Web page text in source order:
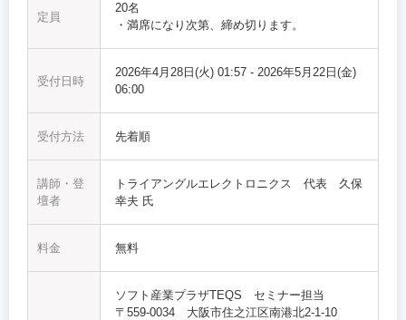
定員
20名
・満席になり次第、締め切ります。
受付日時
2026年4月28日(火) 01:57 - 2026年5月22日(金)
06:00
受付方法 先着順
講師・登
壇者
トライアングルエレクトロニクス 代表 久保
幸夫 氏
料金 無料
ソフト産業プラザTEQS セミナー担当
〒559-0034 大阪市住之江区南港北2-1-10